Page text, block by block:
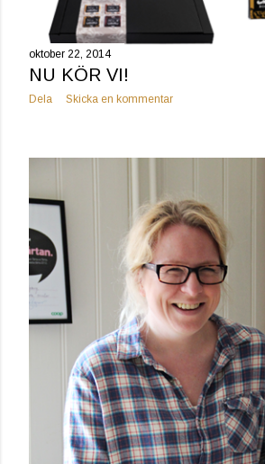
oktober 22, 2014
NU KÖR VI!
Dela Skicka en kommentar